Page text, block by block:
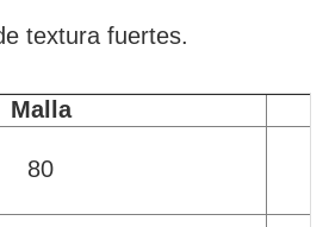
textura fuertes.
Malla
80